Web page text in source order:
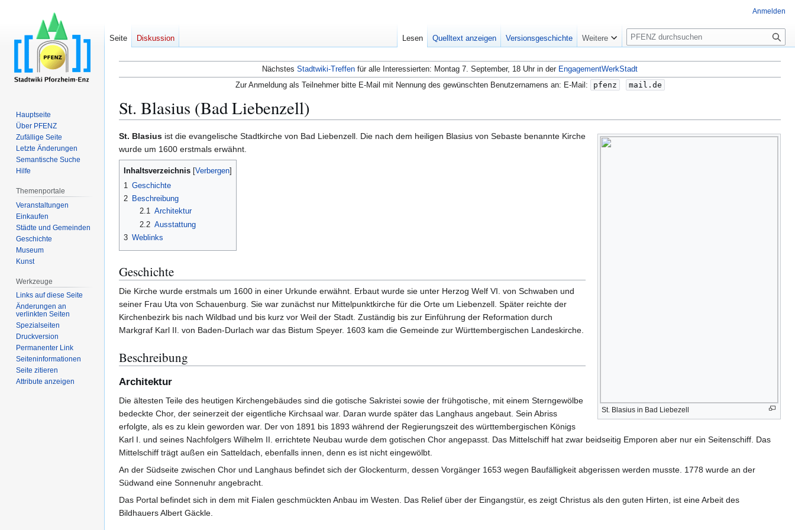
Nächstes Stadtwiki-Treffen für alle Interessierten: Montag 7. September, 18 Uhr in der EngagementWerkStadt
Zur Anmeldung als Teilnehmer bitte E-Mail mit Nennung des gewünschten Benutzernamens an: E-Mail:
pfenz mail.de
St. Blasius (Bad Liebenzell)
Zur
Navigation
springen
Zur
Suche
springen
St. Blasius in Bad Liebezell
St. Blasius ist die evangelische Stadtkirche von Bad Liebenzell. Die nach dem heiligen Blasius von Sebaste benannte Kirche
wurde um 1600 erstmals erwähnt.
Inhaltsverzeichnis
1 Geschichte
2 Beschreibung
2.1 Architektur
2.2 Ausstattung
3 Weblinks
Geschichte
Die Kirche wurde erstmals um 1600 in einer Urkunde erwähnt. Erbaut wurde sie unter Herzog Welf VI. von Schwaben und
seiner Frau Uta von Schauenburg. Sie war zunächst nur Mittelpunktkirche für die Orte um Liebenzell. Später reichte der
Kirchenbezirk bis nach Wildbad und bis kurz vor Weil der Stadt. Zuständig bis zur Einführung der Reformation durch
Markgraf Karl II. von Baden-Durlach war das Bistum Speyer. 1603 kam die Gemeinde zur Württembergischen Landeskirche.
Beschreibung
Architektur
Die ältesten Teile des heutigen Kirchengebäudes sind die gotische Sakristei sowie der frühgotische, mit einem Sterngewölbe
bedeckte Chor, der seinerzeit der eigentliche Kirchsaal war. Daran wurde später das Langhaus angebaut. Sein Abriss
erfolgte, als es zu klein geworden war. Der von 1891 bis 1893 während der Regierungszeit des württembergischen Königs
Karl I. und seines Nachfolgers Wilhelm II. errichtete Neubau wurde dem gotischen Chor angepasst. Das Mittelschiff hat zwar beidseitig Emporen aber nur ein Seitenschiff. Das
Mittelschiff trägt außen ein Satteldach, ebenfalls innen, denn es ist nicht eingewölbt.
An der Südseite zwischen Chor und Langhaus befindet sich der Glockenturm, dessen Vorgänger 1653 wegen Baufälligkeit abgerissen werden musste. 1778 wurde an der
Südwand eine Sonnenuhr angebracht.
Das Portal befindet sich in dem mit Fialen geschmückten Anbau im Westen. Das Relief über der Eingangstür, es zeigt Christus als den guten Hirten, ist eine Arbeit des
Bildhauers Albert Gäckle.
Anmelden
Seite Diskussion Lesen Quelltext anzeigen Versionsgeschichte Weitere
S
u
c
h
e
Hauptseite
Über PFENZ
Zufällige Seite
Letzte Änderungen
Semantische Suche
Hilfe
Themenportale
Veranstaltungen
Einkaufen
Städte und Gemeinden
Geschichte
Museum
Kunst
Werkzeuge
Links auf diese Seite
Änderungen an
verlinkten Seiten
Spezialseiten
Druckversion
Permanenter Link
Seiten­­informationen
Seite zitieren
Attribute anzeigen